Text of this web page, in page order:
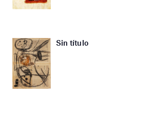
Sin título